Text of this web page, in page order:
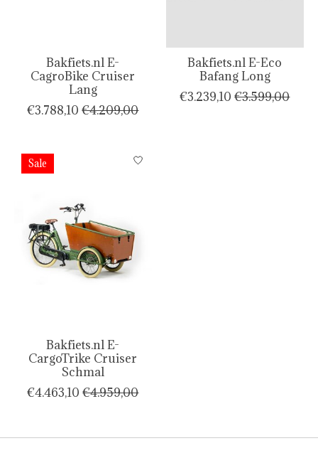
Bakfiets.nl E-
CagroBike Cruiser
Lang
€3.788,10 €4.209,00
Bakfiets.nl E-Eco
Bafang Long
€3.239,10 €3.599,00
Sale
Bakfiets.nl E-
CargoTrike Cruiser
Schmal
€4.463,10 €4.959,00